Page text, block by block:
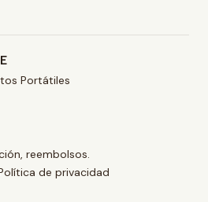
Portátiles
reembolsos.
de privacidad